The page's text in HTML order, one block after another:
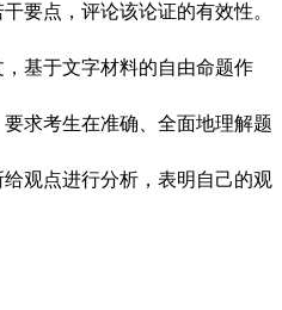
要点，评论该论证的有效性。
基于文字材料的自由命题作
求考生在准确、全面地理解题
观点进行分析，表明自己的观